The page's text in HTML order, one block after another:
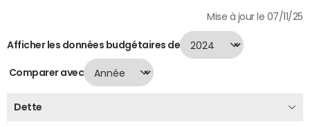
Mise à jour le 07/11/25
Afficher les données budgétaires de
Comparer avec
Dette